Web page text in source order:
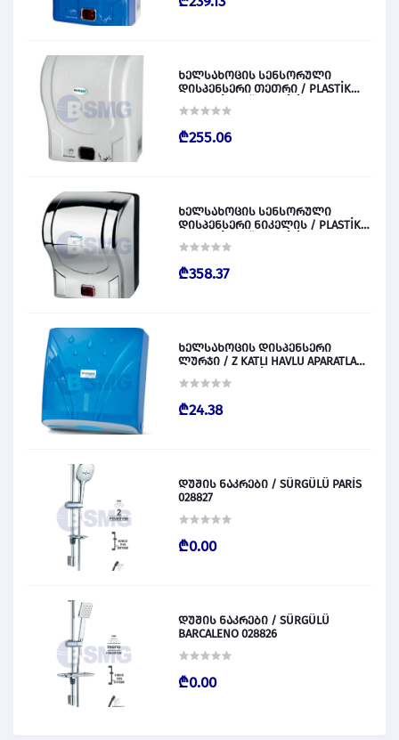
ხელსახოცის სენსორული
დისპენსერი თეთრი / PLASTİK
028829
₾255.06
ხელსახოცის სენსორული
დისპენსერი ნიკელის / PLASTİK
028830
₾358.37
ხელსახოცის დისპენსერი
ლურჯი / Z KATLI HAVLU APARATLARI
₾24.38
დუშის ნაკრები / SÜRGÜLÜ PARİS
028827
₾0.00
დუშის ნაკრები / SÜRGÜLÜ
BARCALENO 028826
₾0.00